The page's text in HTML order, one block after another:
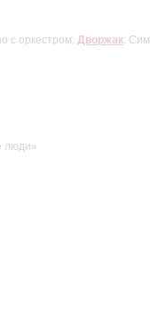
с оркестром; Дворжак:
люди»